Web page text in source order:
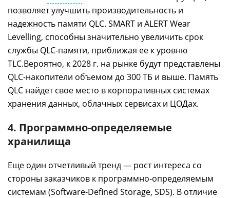
позволяет улучшить производительность и
надежность памяти QLC. SMART и ALERT Wear
Levelling, способны значительно увеличить срок
службы QLC-памяти, приближая ее к уровню
TLC.Вероятно, к 2028 г. на рынке будут представлены
QLC-накопители объемом до 300 ТБ и выше. Память
QLC найдет свое место в корпоративных системах
хранения данных, облачных сервисах и ЦОДах.
4. Программно-определяемые
хранилища
Еще один отчетливый тренд — рост интереса со
стороны заказчиков к программно-определяемым
системам (Software-Defined Storage, SDS). В отличие